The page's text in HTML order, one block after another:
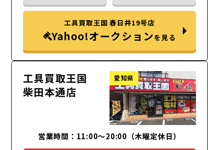
工具買取王国 春日井19号店
Yahoo!オークションを見る
工具買取王国
柴田本通店
愛知県
営業時間：11:00～20:00（木曜定休日）